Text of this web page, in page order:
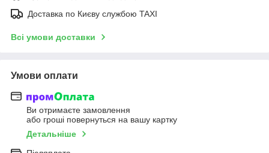
Доставка по Києву службою TAXI
Всі умови доставки
Умови оплати
Ви отримаєте замовлення
або гроші повернуться на вашу картку
Детальніше